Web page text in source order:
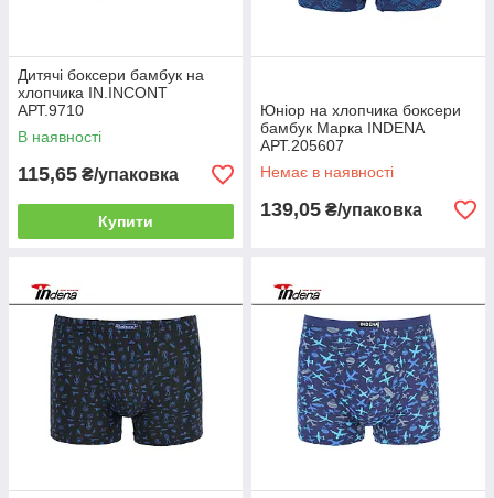
Дитячі боксери бамбук на
хлопчика IN.INCONT
АРТ.9710
В наявності
115,65 ₴/упаковка
Купити
Юніор на хлопчика боксери
бамбук Марка INDENA
АРТ.205607
Немає в наявності
139,05 ₴/упаковка